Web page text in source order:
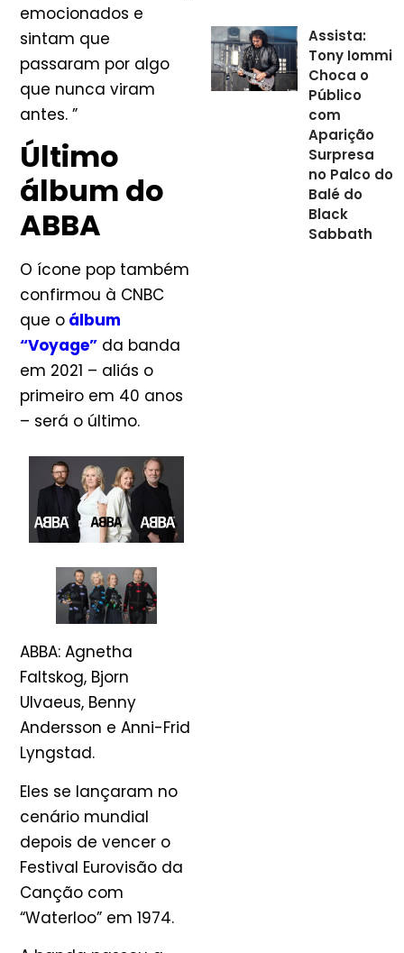
emocionados e
sintam que
passaram por algo
que nunca viram
antes. ”
Último
álbum do
ABBA
O ícone pop também
confirmou à CNBC
que o álbum
“Voyage” da banda
em 2021 – aliás o
primeiro em 40 anos
– será o último.
ABBA: Agnetha
Faltskog, Bjorn
Ulvaeus, Benny
Andersson e Anni-Frid
Lyngstad.
Eles se lançaram no
cenário mundial
depois de vencer o
Festival Eurovisão da
Canção com
“Waterloo” em 1974.
Assista:
Tony Iommi
Choca o
Público
com
Aparição
Surpresa
no Palco do
Balé do
Black
Sabbath